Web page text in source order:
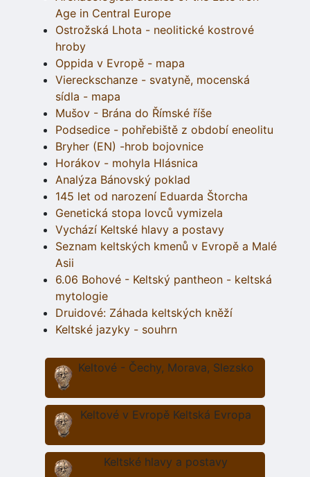
Age in Central Europe
Ostrožská Lhota - neolitické kostrové
hroby
Oppida v Evropě - mapa
Viereckschanze - svatyně, mocenská
sídla - mapa
Mušov - Brána do Římské říše
Podsedice - pohřebiště z období eneolitu
Bryher (EN) -hrob bojovnice
Horákov - mohyla Hlásnica
Analýza Bánovský poklad
145 let od narození Eduarda Štorcha
Genetická stopa lovců vymizela
Vychází Keltské hlavy a postavy
Seznam keltských kmenů v Evropě a Malé
Asii
6.06 Bohové - Keltský pantheon - keltská
mytologie
Druidové: Záhada keltských kněží
Keltské jazyky - souhrn
Keltové - Čechy, Morava, Slezsko
Keltové v Evropě Keltská Evropa
Keltské hlavy a postavy